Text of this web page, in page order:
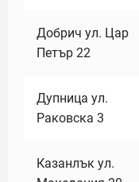
Добрич ул. Цар
Петър 22
Дупница ул.
Раковска 3
Казанлък ул.